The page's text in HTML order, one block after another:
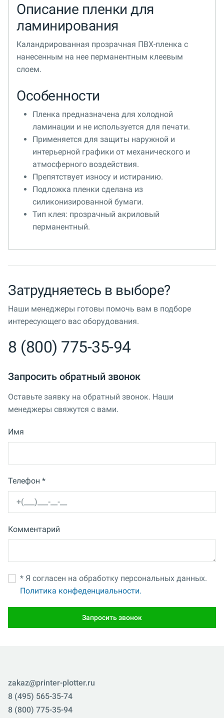
Описание пленки для
ламинирования
Каландрированная прозрачная ПВХ-пленка с
нанесенным на нее перманентным клеевым
слоем.
Особенности
Пленка предназначена для холодной
ламинации и не используется для печати.
Применяется для защиты наружной и
интерьерной графики от механического и
атмосферного воздействия.
Препятствует износу и истиранию.
Подложка пленки сделана из
силиконизированной бумаги.
Тип клея: прозрачный акриловый
перманентный.
Затрудняетесь в выборе?
Наши менеджеры готовы помочь вам в подборе
интересующего вас оборудования.
8 (800) 775-35-94
Запросить обратный звонок
Оставьте заявку на обратный звонок. Наши
менеджеры свяжутся с вами.
Имя
Телефон *
Комментарий
* Я согласен на обработку персональных данных.
Политика конфеденциальности.
Запросить звонок
zakaz@printer-plotter.ru
8 (495) 565-35-74
8 (800) 775-35-94